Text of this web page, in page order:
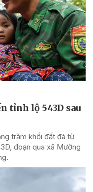
tỉnh lộ 543D sau
trăm khối đất đá từ
đoạn qua xã Mường